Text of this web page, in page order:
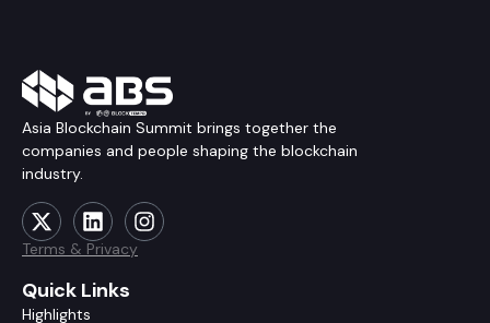
Asia Blockchain Summit brings together the
companies and people shaping the blockchain
industry.
Terms & Privacy
Quick Links
Highlights